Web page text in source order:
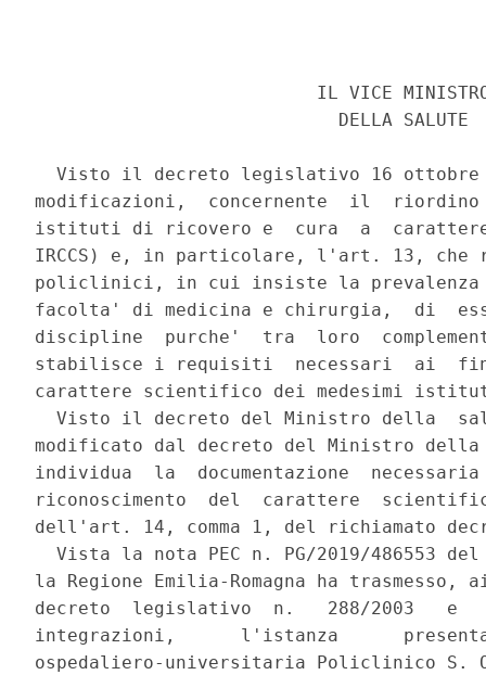
IL VICE
                            DELLA SALUTE
Visto il decreto legislativo 16
modificazioni,  concernente  il
istituti di ricovero e  cura  a
IRCCS) e, in particolare, l'art. 13,
policlinici, in cui insiste la prevalenza
facolta' di medicina e chirurgia,  di
discipline  purche'  tra  loro
stabilisce i requisiti  necessari  ai
carattere scientifico dei medesimi
Visto il decreto del Ministro della
modificato dal decreto del Ministro della
individua  la  documentazione
riconoscimento  del  carattere
dell'art. 14, comma 1, del richiamato
Vista la nota PEC n. PG/2019/486553
la Regione Emilia-Romagna ha
decreto  legislativo  n.   288/2003   e
integrazioni,      l'istanza
ospedaliero-universitaria Policlinico S.